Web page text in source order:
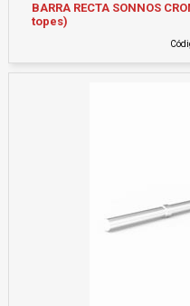
BARRA RECTA SONNOS
topes)